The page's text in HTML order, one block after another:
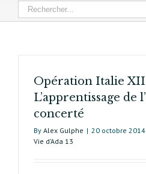
Opération Italie
L’apprentissage de
concerté
By Alex Gulphe | 20 octobre 2014
Vie d’Ada 13